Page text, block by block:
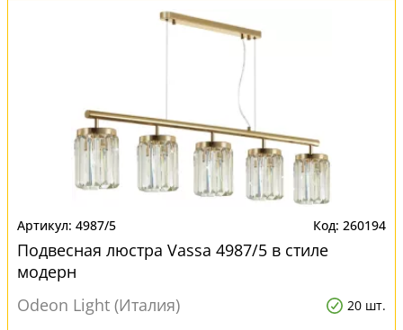
4987/5 260194
Подвесная люстра Vassa 4987/5 в стиле
модерн
Odeon Light (Италия)
20 шт.